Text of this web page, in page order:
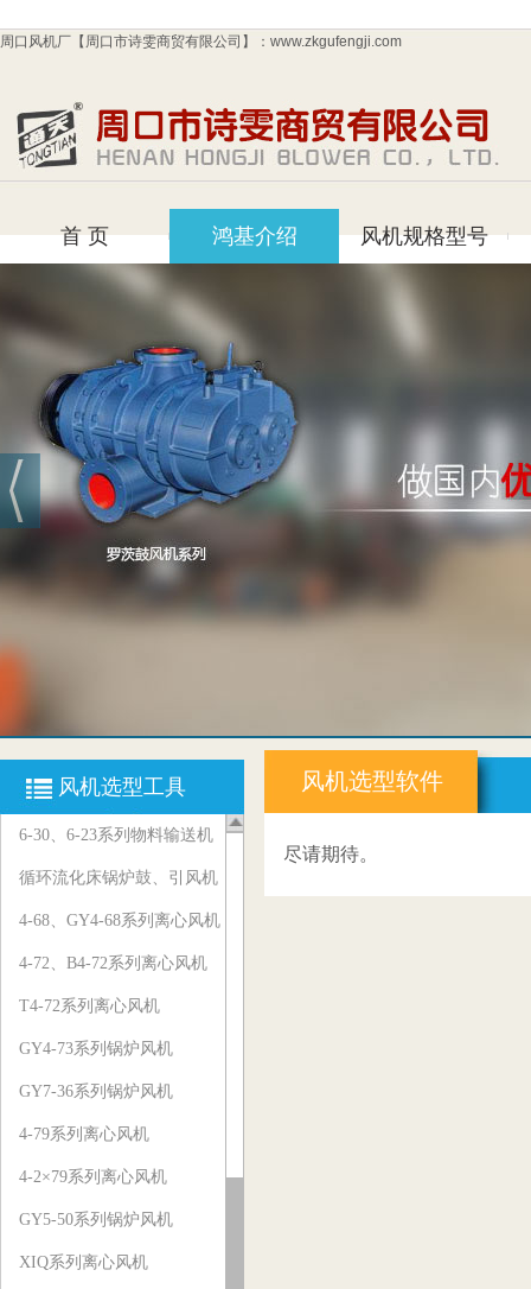
周口风机厂【周口市诗雯商贸有限公司】：www.zkgufengji.com
首 页 鸿基介绍 风机规格型号
风机选型工具
6-30、6-23系列物料输送机
循环流化床锅炉鼓、引风机
4-68、GY4-68系列离心风机
4-72、B4-72系列离心风机
T4-72系列离心风机
GY4-73系列锅炉风机
GY7-36系列锅炉风机
4-79系列离心风机
4-2×79系列离心风机
GY5-50系列锅炉风机
XIQ系列离心风机
风机选型软件
尽请期待。